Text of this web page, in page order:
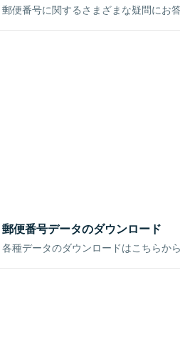
郵便番号に関するさまざまな疑問にお答
郵便番号データのダウンロード
各種データのダウンロードはこちらか